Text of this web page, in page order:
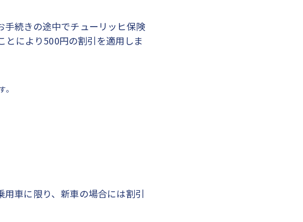
続きの途中でチューリッヒ保険
とにより500円の割引を適用しま
車に限り、新車の場合には割引